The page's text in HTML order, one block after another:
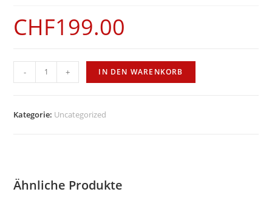
CHF199.00
mit
ST
- + IN DEN WARENKORB
Kategorie: Uncategorized
Ähnliche Produkte